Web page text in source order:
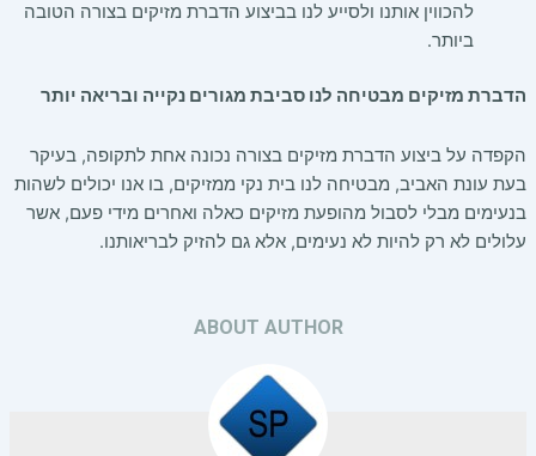
להכווין אותנו ולסייע לנו בביצוע הדברת מזיקים בצורה הטובה
ביותר.
הדברת מזיקים מבטיחה לנו סביבת מגורים נקייה ובריאה יותר
הקפדה על ביצוע הדברת מזיקים בצורה נכונה אחת לתקופה, בעיקר
בעת עונת האביב, מבטיחה לנו בית נקי ממזיקים, בו אנו יכולים לשהות
בנעימים מבלי לסבול מהופעת מזיקים כאלה ואחרים מידי פעם, אשר
עלולים לא רק להיות לא נעימים, אלא גם להזיק לבריאותנו.
ABOUT AUTHOR